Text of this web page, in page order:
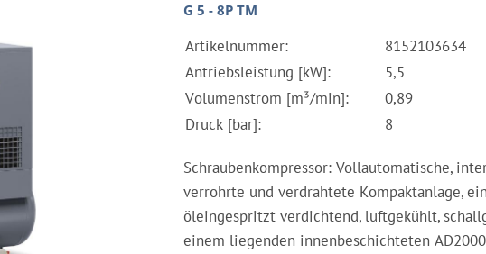
G 5 - 8P TM
Artikelnummer:
8152103634
Antriebsleistung [kW]:
5,5
Volumenstrom [m³/min]:
0,89
Druck [bar]:
8
Schraubenkompressor: Vollautomatische,
verrohrte und verdrahtete Kompaktanlage,
öleingespritzt verdichtend, luftgekühlt,
einem liegenden innenbeschichteten